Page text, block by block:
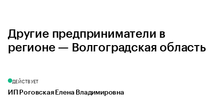
Другие предприниматели в
регионе — Волгоградская область
ДЕЙСТВУЕТ
ИП Роговская Елена Владимировна